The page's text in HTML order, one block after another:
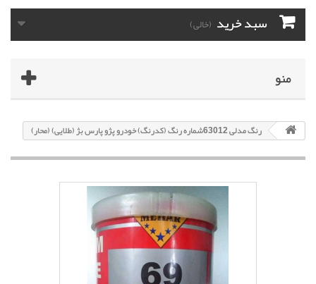
سبد خرید (خالی)
منو
رنگ مدلی 63012شماره رنگ (کدرنگ) خودرو پژو پارس بژ (طلایی) (محار)